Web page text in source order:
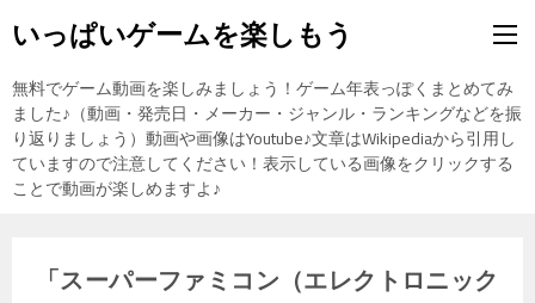
いっぱいゲームを楽しもう
無料でゲーム動画を楽しみましょう！ゲーム年表っぽくまとめてみ
ました♪（動画・発売日・メーカー・ジャンル・ランキングなどを振
り返りましょう）動画や画像はYoutube♪文章はWikipediaから引用し
ていますので注意してください！表示している画像をクリックする
ことで動画が楽しめますよ♪
「スーパーファミコン（エレクトロニック